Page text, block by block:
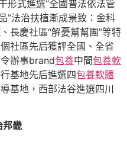
形式進選“全國普法依法管
”法治扶植漸成景致：金科
長慶社區“解憂幫幫團”等特
社區先后獲評全國、全省
辦事brand包養中間包養軟
基地先后進選四包養軟體
基地，西部法谷進選四川
邦畿